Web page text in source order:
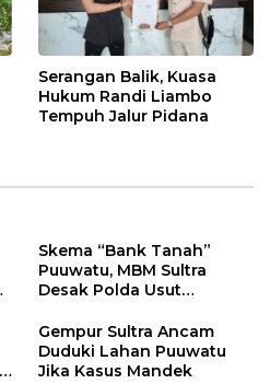
Serangan Balik, Kuasa
Hukum Randi Liambo
Tempuh Jalur Pidana
Skema “Bank Tanah”
Puuwatu, MBM Sultra
Desak Polda Usut
Kadin
Gempur Sultra Ancam
Duduki Lahan Puuwatu
Jika Kasus Mandek